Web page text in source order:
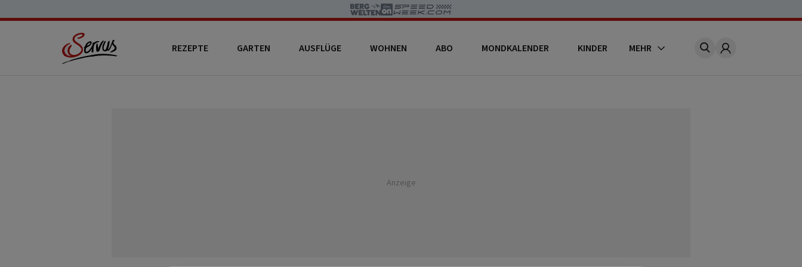
REZEPTE GARTEN AUSFLÜGE WOHNEN ABO MONDKALENDER KINDER MEHR Account
Anzeige